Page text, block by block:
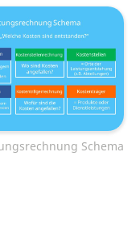
Schema